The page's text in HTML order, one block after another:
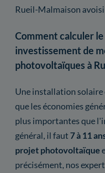
Rueil-Malmaison
Comment calculer
investissement de
photovoltaïques à
Une installation solaire
que les économies
plus importantes que
général, il faut 7 à 11
projet photovoltaïque
précisément, nos